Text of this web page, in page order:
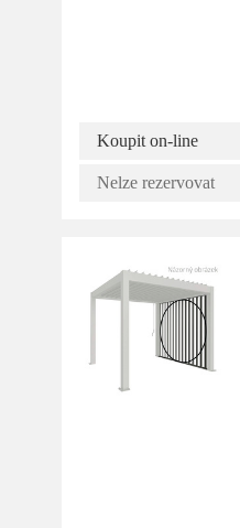
Koupit on-line
Nelze rezervovat